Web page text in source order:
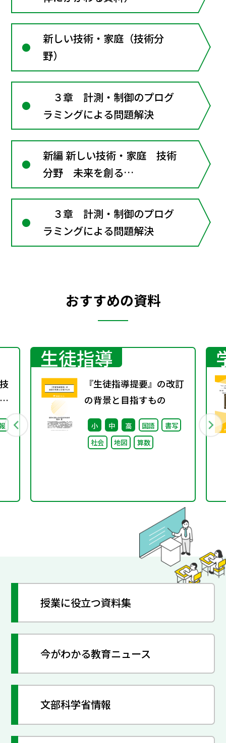
新しい技術・家庭（技術分
野）
３章 計測・制御のプログ
ラミングによる問題解決
新編 新しい技術・家庭 技術
分野 未来を創る
Technology
３章 計測・制御のプログ
ラミングによる問題解決
おすすめの資料
生徒指導
『生徒指導提要』の改訂
の背景と目指すもの
小 中 高 国語
書写
社会
地図 算数
授業に役立つ資料集
今がわかる教育ニュース
文部科学省情報